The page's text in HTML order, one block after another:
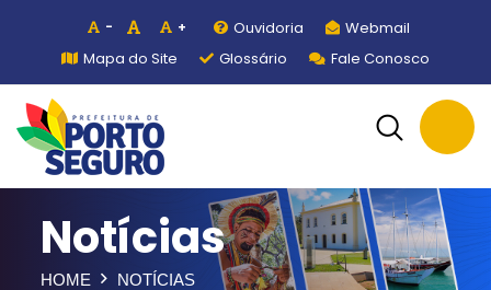
- + Ouvidoria
Webmail
Mapa do Site
Glossário Fale Conosco
Notícias
HOME NOTÍCIAS